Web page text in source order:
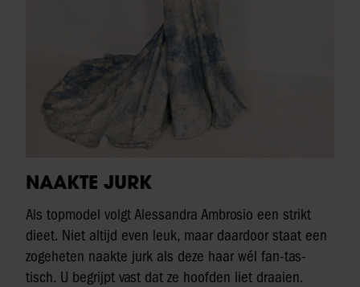
NAAKTE JURK
Als topmodel volgt Alessandra Ambrosio een strikt
dieet. Niet altijd even leuk, maar daardoor staat een
zogeheten naakte jurk als deze haar wél fan-tas-
tisch. U begrijpt vast dat ze hoofden liet draaien.